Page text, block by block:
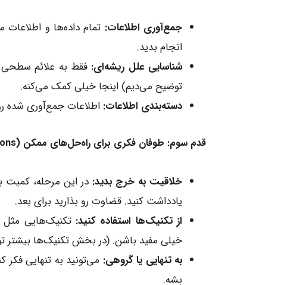
جمع‌آوری اطلاعات: تمام داده‌ها و
انجام بدید.
شناسایی علل ریشه‌ای:
توضیح می‌دیم) اینجا خیلی کمک می‌کنه.
دسته‌بندی اطلاعات: اطلاعات جمع‌آوری شده
قدم سوم: طوفان فکری برای راه‌حل‌های ممکن (Generate Potential Solutions)
خلاقیت به خرج بدید: در این مرحله، کمیت
یادداشت کنید. قضاوت رو بذارید برای بعد.
از تکنیک‌ها استفاده کنید:
خیلی مفید باشن. (در بخش تکنیک‌ها بیشتر
به تنهایی یا گروهی: می‌تونید به تنهایی فکر
بشه.